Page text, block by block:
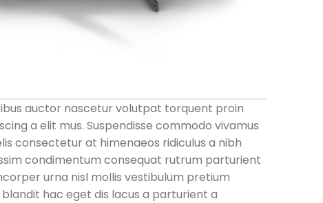
auctor nascetur volutpat torquent proin
a elit mus. Suspendisse commodo vivamus
consectetur at himenaeos ridiculus a nibh
condimentum consequat rutrum parturient
urna nisl mollis vestibulum pretium
hac eget dis lacus a parturient a